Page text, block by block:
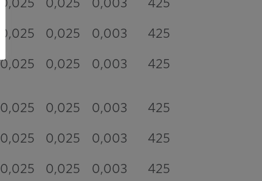
0,025 0,025 0,003 425
0,025 0,025 0,003 425
0,025 0,025 0,003 425
0,025 0,025 0,003 425
0,025 0,025 0,003 425
0,025 0,025 0,003 425